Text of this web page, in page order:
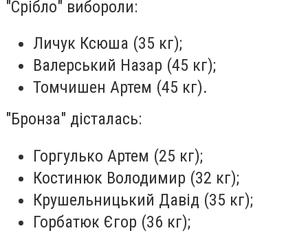
"Срібло" вибороли:
Личук Ксюша (35 кг);
Валерський Назар (45 кг);
Томчишен Артем (45 кг).
"Бронза" дісталась:
Горгулько Артем (25 кг);
Костинюк Володимир (32 кг);
Крушельницький Давід (35 кг);
Горбатюк Єгор (36 кг);